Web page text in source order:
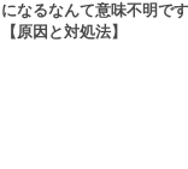
になるなんて意味不明です
【原因と対処法】